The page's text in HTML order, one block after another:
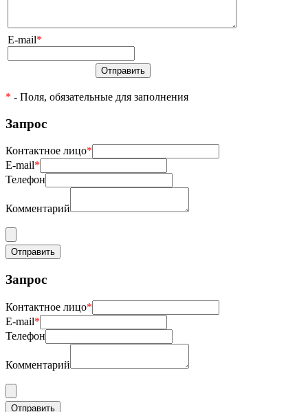
E-mail*
Отправить
* - Поля, обязательные для заполнения
Запрос
Контактное лицо*
E-mail*
Телефон
Комментарий
Запрос
Контактное лицо*
E-mail*
Телефон
Комментарий